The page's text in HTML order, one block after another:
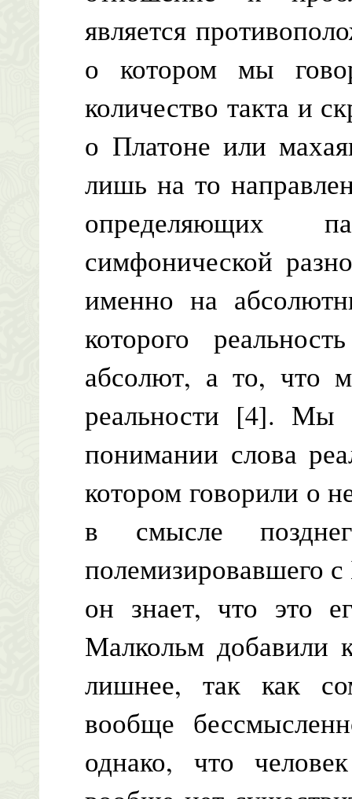
является
о котором мы
количество такта и
о Платоне или
лишь на то
определяющих
симфонической
именно на
которого
абсолют, а то, что
реальности [4]. Мы
понимании слова
котором говорили о
в смысле
полемизировавшего
он знает, что это
Малкольм добавили
лишнее, так как
вообще
однако, что